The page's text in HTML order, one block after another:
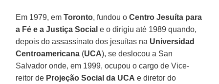
Em 1979, emToronto, fundou oCentro Jesuíta para
a Fé e a Justiça Social e o dirigiu até 1989 quando,
depois do assassinato dos jesuítas na Universidad
Centroamericana (UCA), se deslocou a San
Salvador onde, em 1999, ocupou o cargo de Vice-
reitor de Projeção Social da UCA e diretor do